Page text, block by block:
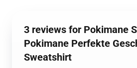
3 reviews for Pokimane
Pokimane Perfekte
Sweatshirt